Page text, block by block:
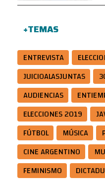
+TEMAS
ENTREVISTA
JUICIOALASJUNTAS
AUDIENCIAS
ELECCIONES 2019
FÚTBOL
MÚSICA
CINE ARGENTINO
FEMINISMO